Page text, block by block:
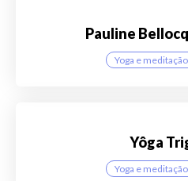
Pauline
Yoga e meditação
Yôga
Yoga e meditação